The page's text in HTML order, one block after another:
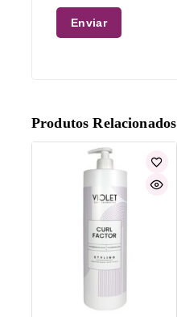
Produtos Relacionados